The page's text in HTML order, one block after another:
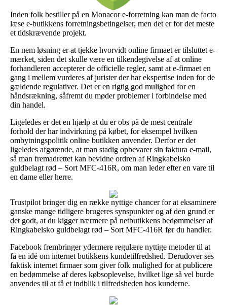
Inden folk bestiller på en Monacor e-forretning kan man de facto
læse e-butikkens forretningsbetingelser, men det er for det meste
et tidskrævende projekt.
En nem løsning er at tjekke hvorvidt online firmaet er tilsluttet e-
mærket, siden det skulle være en tilkendegivelse af at online
forhandleren accepterer de officielle regler, samt at e-firmaet en
gang i mellem vurderes af jurister der har ekspertise inden for de
gældende regulativer. Det er en rigtig god mulighed for en
håndsrækning, såfremt du møder problemer i forbindelse med
din handel.
Ligeledes er det en hjælp at du er obs på de mest centrale
forhold der har indvirkning på købet, for eksempel hvilken
ombytningspolitik online butikken anvender. Derfor er det
ligeledes afgørende, at man stadig opbevarer sin faktura e-mail,
så man fremadrettet kan bevidne ordren af Ringkabelsko
guldbelagt rød – Sort MFC-416R, om man leder efter en vare til
en dame eller herre.
Trustpilot bringer dig en række nyttige chancer for at eksaminere
ganske mange tidligere brugeres synspunkter og af den grund er
det godt, at du kigger nærmere på netbutikkens bedømmelser af
Ringkabelsko guldbelagt rød – Sort MFC-416R før du handler.
Facebook frembringer ydermere regulære nyttige metoder til at
få en idé om internet butikkens kundetilfredshed. Derudover ses
faktisk internet firmaer som giver folk mulighed for at publicere
en bedømmelse af deres købsoplevelse, hvilket lige så vel burde
anvendes til at få et indblik i tilfredsheden hos kunderne.